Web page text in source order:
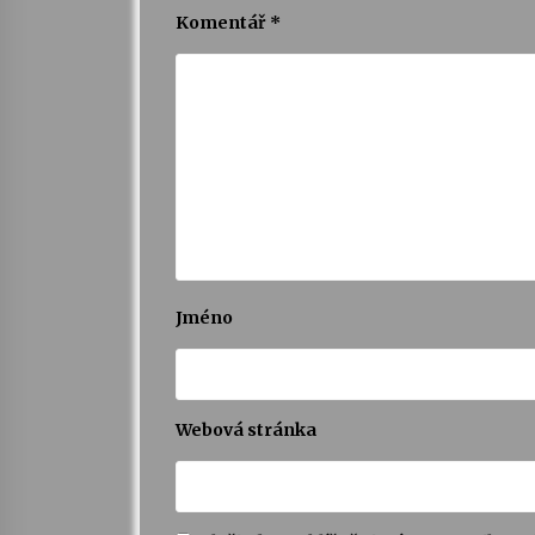
Komentář *
Jméno
Webová stránka